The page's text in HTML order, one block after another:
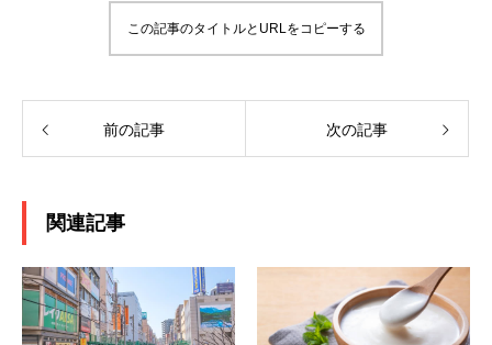
この記事のタイトルとURLをコピーする
前の記事 次の記事
関連記事